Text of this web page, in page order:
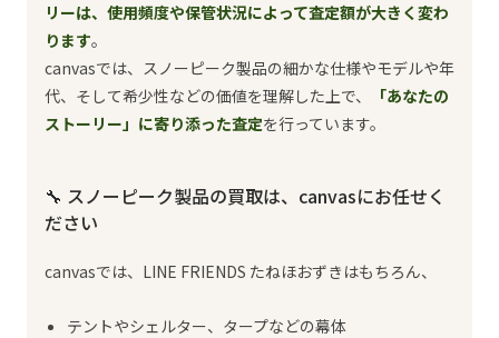
リーは、使用頻度や保管状況によって査定額が大きく変わ
ります。
canvasでは、スノーピーク製品の細かな仕様やモデルや年
代、そして希少性などの価値を理解した上で、
「あなたの
ストーリー」に寄り添った査定を行っています。
🔧 スノーピーク製品の買取は、canvasにお任せく
ださい
canvasでは、LINE FRIENDS たねほおずきはもちろん、
テントやシェルター、タープなどの幕体